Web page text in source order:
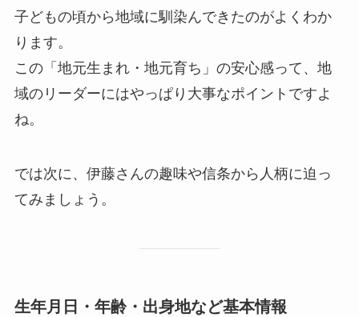
子どもの頃から地域に馴染んできたのがよくわか
ります。
この「地元生まれ・地元育ち」の安心感って、地
域のリーダーにはやっぱり大事なポイントですよ
ね。
では次に、伊藤さんの趣味や信条から人柄に迫っ
てみましょう。
生年月日・年齢・出身地など基本情報